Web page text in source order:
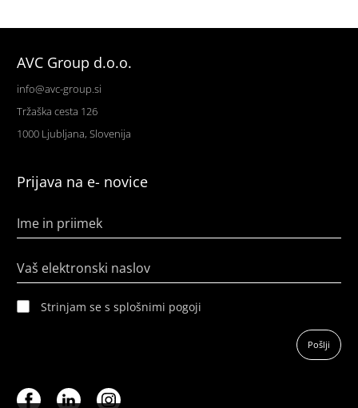
AVC Group d.o.o.
info@avc-group.si
Tržaška cesta 126
1000 Ljubljana, Slovenija
Prijava na e- novice
Ime in priimek
Vaš elektronski naslov
Strinjam se s splošnimi pogoji
Pošlji